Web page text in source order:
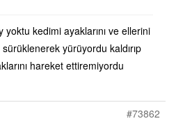
kedimi ayaklarını ve ellerini
yürüyordu kaldırıp
hareket ettiremiyordu
#73862